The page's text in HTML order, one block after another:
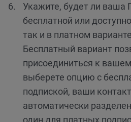
Укажите, будет ли
бесплатной или
так и в платном
Бесплатный вариант
присоединиться к
выберете опцию с
подпиской, ваши
автоматически
один для платных